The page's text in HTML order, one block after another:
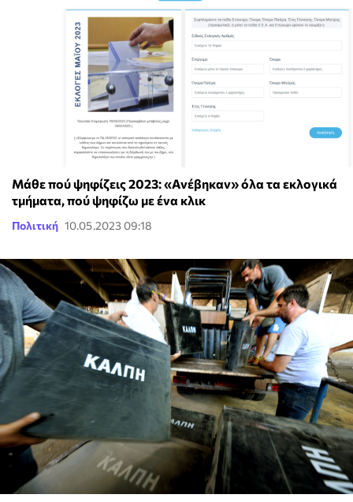
Μάθε πού ψηφίζεις 2023: «Ανέβηκαν» όλα τα εκλογικά
τμήματα, πού ψηφίζω με ένα κλικ
Πολιτική 10.05.2023 09:18